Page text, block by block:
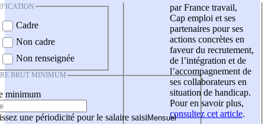
Cadre
Non cadre
Non renseignée
BRUT MINIMUM
minimum
une périodicité pour le salaire saisi
par France travail,
Cap emploi et ses
partenaires pour ses
actions concrètes en
faveur du recrutement,
de l’intégration et de
l’accompagnement de
ses collaborateurs en
situation de handicap.
Pour en savoir plus,
consultez cet article.